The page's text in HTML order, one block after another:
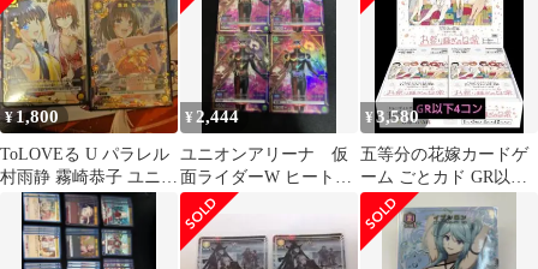
¥1,800
ToLOVEる U パラレル
村雨静 霧崎恭子 ユニア
リ まとめ売り
¥ 2,444
ユニオンアリーナ 仮
面ライダーW ヒートジ
ョーカー U ４枚
¥3,580
五等分の花嫁カードゲ
ーム ごとカド GR以下
4コンセット ラスト1点